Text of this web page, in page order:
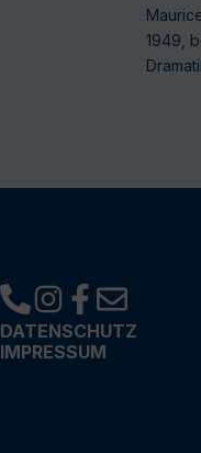
1949,
DATENSCHUTZ
IMPRESSUM